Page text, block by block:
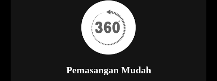
Pemasangan Mudah